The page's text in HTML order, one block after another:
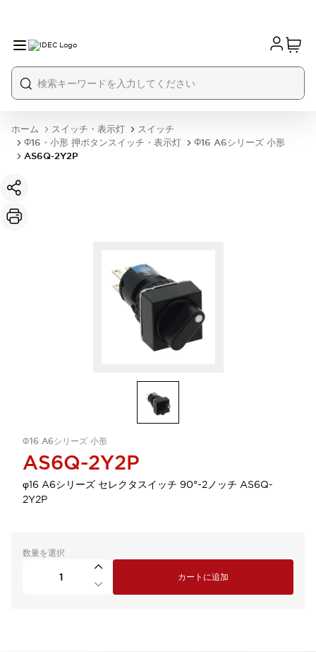
ホーム スイッチ・表示灯
スイッチ
Φ16・小形 押ボタンスイッチ・表示灯
Φ16 A6シリーズ 小形
AS6Q-2Y2P
Φ16 A6シリーズ 小形
AS6Q-2Y2P
φ16 A6シリーズ セレクタスイッチ 90°-2ノッチ AS6Q-
2Y2P
数量を選択
カートに追加